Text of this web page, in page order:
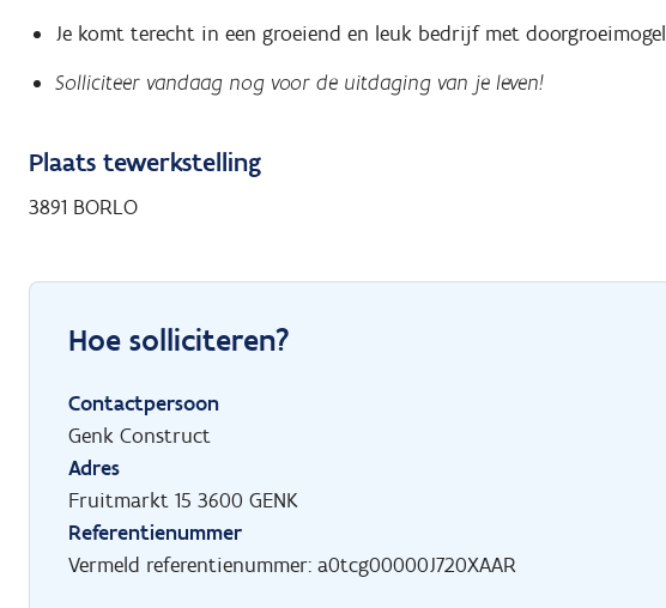
Je komt terecht in een groeiend en leuk bedrijf met
Solliciteer vandaag nog voor de uitdaging van je leven!
Plaats tewerkstelling
3891 BORLO
Hoe solliciteren?
Contactpersoon
Genk Construct
Adres
Fruitmarkt 15 3600 GENK
Referentienummer
Vermeld referentienummer: a0tcg00000J720XAAR